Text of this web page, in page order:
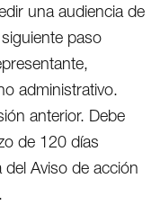
una audiencia de
paso
administrativo.
anterior. Debe
de 120 días
Aviso de acción